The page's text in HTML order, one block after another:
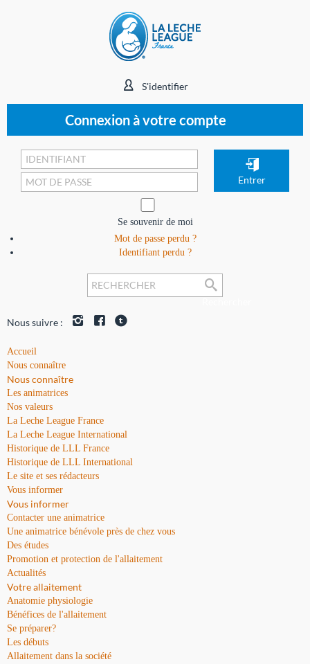
S'identifier
Connexion à votre compte
Se souvenir de moi
Mot de passe perdu ?
Identifiant perdu ?
Nous suivre :
Accueil
Nous connaître
Nous connaître
Les animatrices
Nos valeurs
La Leche League France
La Leche League International
Historique de LLL France
Historique de LLL International
Le site et ses rédacteurs
Vous informer
Vous informer
Contacter une animatrice
Une animatrice bénévole près de chez vous
Des études
Promotion et protection de l'allaitement
Actualités
Votre allaitement
Anatomie physiologie
Bénéfices de l'allaitement
Se préparer?
Les débuts
Allaitement dans la société